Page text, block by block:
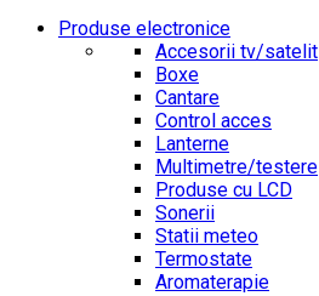
Produse electronice
Accesorii tv/satelit
Boxe
Cantare
Control acces
Lanterne
Multimetre/testere
Produse cu LCD
Sonerii
Statii meteo
Termostate
Aromaterapie